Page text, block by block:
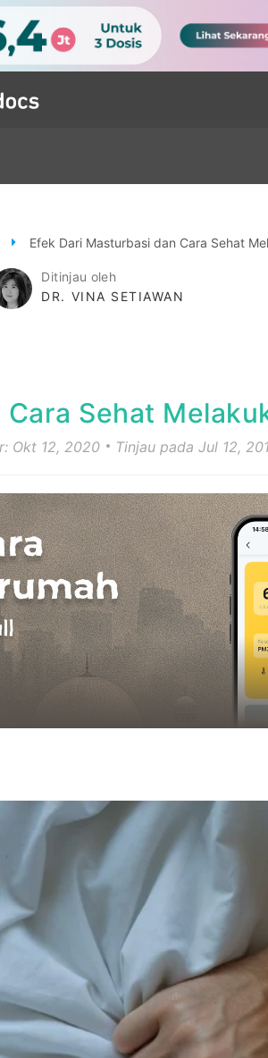
Efek Dari Masturbasi dan Cara Sehat
Ditinjau oleh
DR. VINA SETIAWAN
Sehat
Okt 12, 2020 Tinjau pada Jul 12,